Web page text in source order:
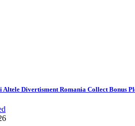
Altele Divertisment Romania Collect Bonus